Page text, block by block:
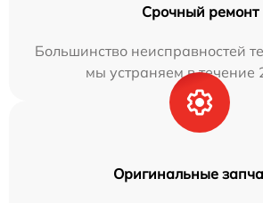
Срочный ремонт
Большинство неисправностей
мы устраняем в течение
Оригинальные